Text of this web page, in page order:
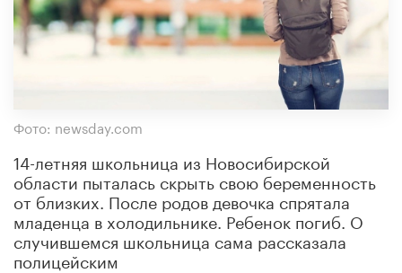
Фото: newsday.com
14-летняя школьница из Новосибирской
области пыталась скрыть свою беременность
от близких. После родов девочка спрятала
младенца в холодильнике. Ребенок погиб. О
случившемся школьница сама рассказала
полицейским